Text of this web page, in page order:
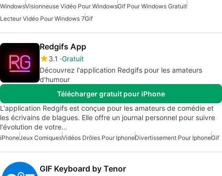
WindowsVisionneuse Vidéo Pour WindowsGif Pour Windows Gratuit
Lecteur Vidéo Pour Windows 7Gif
Redgifs App
3.1 Gratuit
Découvrez l'application Redgifs pour les amateurs
d'humour
Télécharger gratuit pour iPhone
L'application Redgifs est conçue pour les amateurs de comédie et
les écrivains de blagues. Elle offre un journal personnel pour suivre
l'évolution de votre…
iPhoneJeux ComiquesVidéos Drôles Pour IphoneDivertissement Pour IphoneGif
GIF Keyboard by Tenor